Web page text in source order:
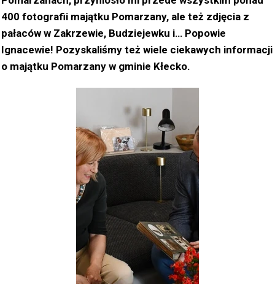
400 fotografii majątku Pomarzany, ale też zdjęcia z
pałaców w Zakrzewie, Budziejewku i… Popowie
Ignacewie! Pozyskaliśmy też wiele ciekawych informacji
o majątku Pomarzany w gminie Kłecko.